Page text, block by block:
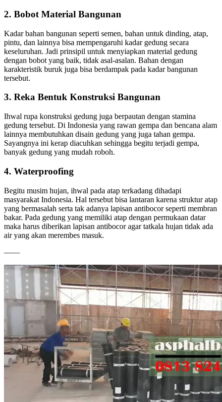
2. Bobot Material Bangunan
Kadar bahan bangunan seperti semen, bahan untuk dinding, atap,
pintu, dan lainnya bisa mempengaruhi kadar gedung secara
keseluruhan. Jadi prinsipil untuk menyiapkan material gedung
dengan bobot yang baik, tidak asal-asalan. Bahan dengan
karakteristik buruk juga bisa berdampak pada kadar bangunan
tersebut.
3. Reka Bentuk Konstruksi Bangunan
Ihwal rupa konstruksi gedung juga berpautan dengan stamina
gedung tersebut. Di Indonesia yang rawan gempa dan bencana alam
lainnya membutuhkan disain gedung yang juga tahan gempa.
Sayangnya ini kerap diacuhkan sehingga begitu terjadi gempa,
banyak gedung yang mudah roboh.
4. Waterproofing
Begitu musim hujan, ihwal pada atap terkadang dihadapi
masyarakat Indonesia. Hal tersebut bisa lantaran karena struktur atap
yang bermasalah serta tak adanya lapisan antibocor seperti membran
bakar. Pada gedung yang memiliki atap dengan permukaan datar
maka harus diberikan lapisan antibocor agar tatkala hujan tidak ada
air yang akan merembes masuk.
——